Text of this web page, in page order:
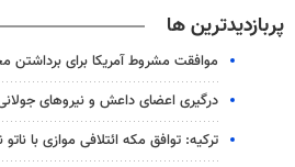
پربازدیدترین ها
موافقت مشروط آمریکا برای برداشتن
درگیری اعضای داعش و نیروهای
ترکیه: توافق مکه ائتلافی موازی با